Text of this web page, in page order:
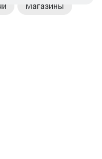
Магазины